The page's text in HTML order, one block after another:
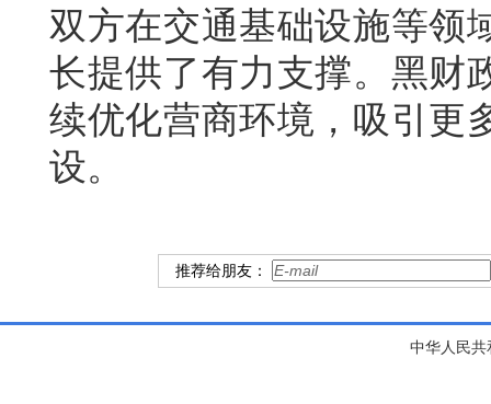
双方在交通基础设施等领
长提供了有力支撑。黑财
续优化营商环境，吸引更
设。
推荐给朋友：
中华人民共